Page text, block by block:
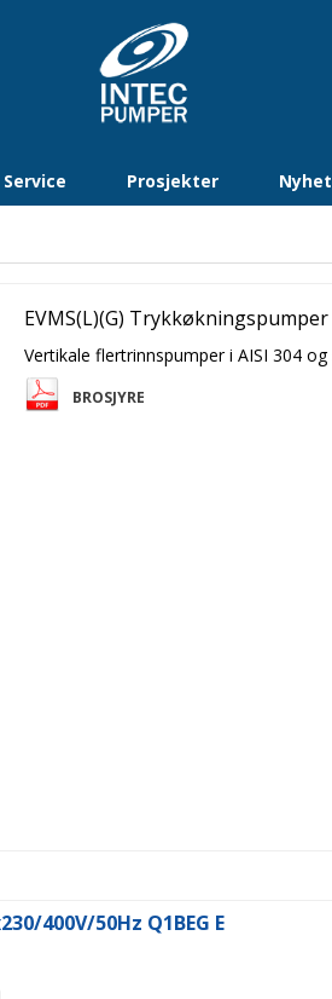
Service Prosjekter
EVMS(L)(G)
Vertikale flertrinnspumper i AISI 304
BROSJYRE
400V/50Hz Q1BEG E